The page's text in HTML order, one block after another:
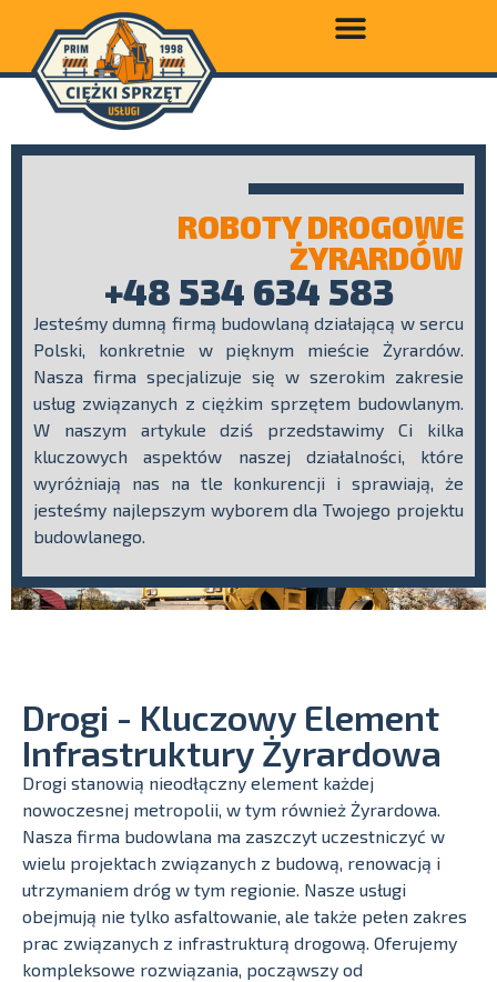
ROBOTY DROGOWE
ŻYRARDÓW
+48 534 634 583
Jesteśmy dumną firmą budowlaną działającą w sercu
Polski, konkretnie w pięknym mieście Żyrardów.
Nasza firma specjalizuje się w szerokim zakresie
usług związanych z ciężkim sprzętem budowlanym.
W naszym artykule dziś przedstawimy Ci kilka
kluczowych aspektów naszej działalności, które
wyróżniają nas na tle konkurencji i sprawiają, że
jesteśmy najlepszym wyborem dla Twojego projektu
budowlanego.
Drogi - Kluczowy Element
Infrastruktury Żyrardowa
Drogi stanowią nieodłączny element każdej
nowoczesnej metropolii, w tym również Żyrardowa.
Nasza firma budowlana ma zaszczyt uczestniczyć w
wielu projektach związanych z budową, renowacją i
utrzymaniem dróg w tym regionie. Nasze usługi
obejmują nie tylko asfaltowanie, ale także pełen zakres
prac związanych z infrastrukturą drogową. Oferujemy
kompleksowe rozwiązania, począwszy od